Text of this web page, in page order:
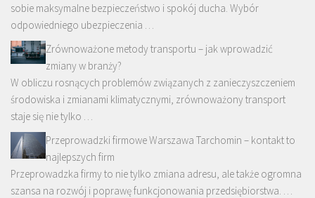
sobie maksymalne bezpieczeństwo i spokój ducha. Wybór
odpowiedniego ubezpieczenia …
Zrównoważone metody transportu – jak wprowadzić
zmiany w branży?
W obliczu rosnących problemów związanych z zanieczyszczeniem
środowiska i zmianami klimatycznymi, zrównoważony transport
staje się nie tylko …
Przeprowadzki firmowe Warszawa Tarchomin – kontakt to
najlepszych firm
Przeprowadzka firmy to nie tylko zmiana adresu, ale także ogromna
szansa na rozwój i poprawę funkcjonowania przedsiębiorstwa. …